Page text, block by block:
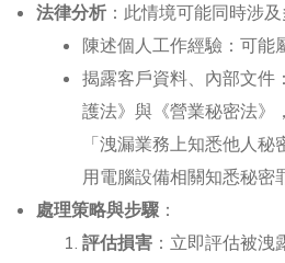
法律分析 ：此情境可能同時涉
陳述個人工作經驗：可能
揭露客戶資料、內部文件
護法》與《營業秘密法》
「洩漏業務上知悉他人
用電腦設備相關知悉秘密
處理策略與步驟：
評估損害 ：立即評估被